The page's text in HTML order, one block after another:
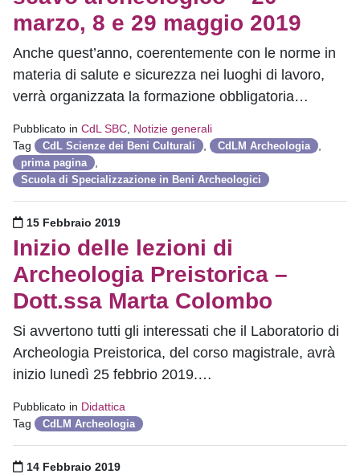
marzo, 8 e 29 maggio 2019
Anche quest’anno, coerentemente con le norme in
materia di salute e sicurezza nei luoghi di lavoro,
verrà organizzata la formazione obbligatoria…
Pubblicato in CdL SBC Notizie generali
Tag
CdL Scienze dei Beni Culturali CdLM Archeologia
prima pagina
Scuola di Specializzazione in Beni Archeologici
Pubblicato il
15 Febbraio 2019
Inizio delle lezioni di
Archeologia Preistorica –
Dott.ssa Marta Colombo
Si avvertono tutti gli interessati che il Laboratorio di
Archeologia Preistorica, del corso magistrale, avrà
inizio lunedì 25 febbrio 2019.…
Pubblicato in Didattica
Tag
CdLM Archeologia
Pubblicato il
14 Febbraio 2019